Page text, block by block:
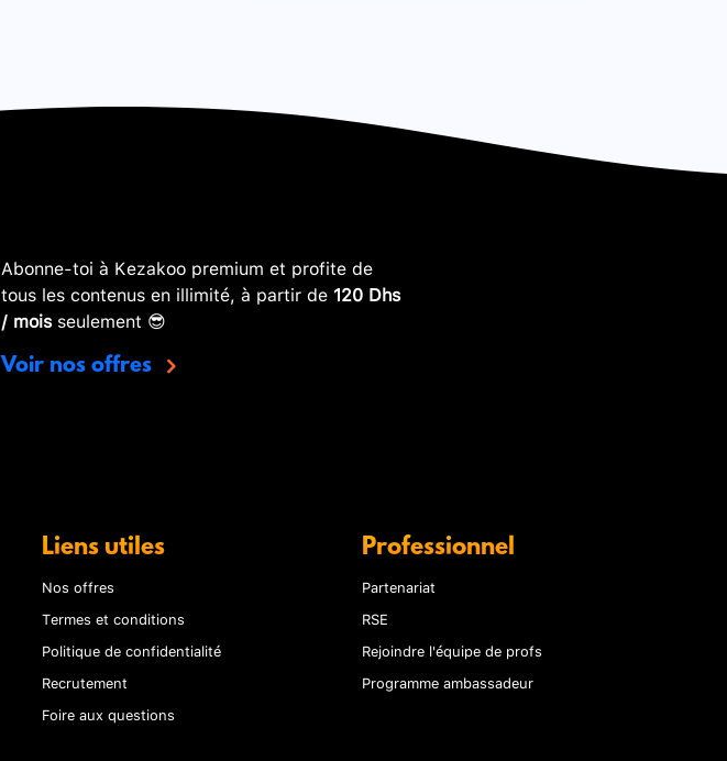
Abonne-toi à Kezakoo premium et profite de
tous les contenus en illimité, à partir de 120 Dhs
/ moisseulement 😎
Voir nos offres
Liens utiles
Nos offres
Termes et conditions
Politique de confidentialité
Recrutement
Foire aux questions
Professionnel
Partenariat
RSE
Rejoindre l'équipe de profs
Programme ambassadeur